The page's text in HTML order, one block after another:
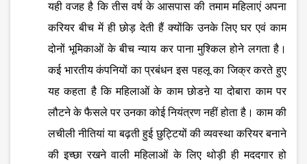
यही वजह है कि तीस वर्ष के आसपास की तमाम महिलाएं अपना
करियर बीच में ही छोड़ देती हैं क्योंकि उनके लिए घर एवं काम
दोनों भूमिकाओं के बीच न्याय कर पाना मुश्किल होने लगता है।
कई भारतीय कंपनियों का प्रबंधन इस पहलू का जिक्र करते हुए
यह कहता है कि महिलाओं के काम छोडऩे या दोबारा काम पर
लौटने के फैसले पर उनका कोई नियंत्रण नहीं होता है। काम की
लचीली नीतियां या बढ़ती हुई छुट्टियों की व्यवस्था करियर बनाने
की इच्छा रखने वाली महिलाओं के लिए थोड़ी ही मददगार हो